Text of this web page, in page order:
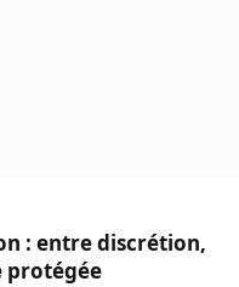
: entre discrétion,
protégée